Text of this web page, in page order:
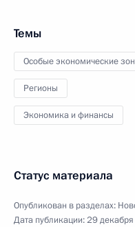
Темы
Особые экономические
Регионы
Экономика и финансы
Статус материала
Опубликован в разделах:
Дата публикации:29